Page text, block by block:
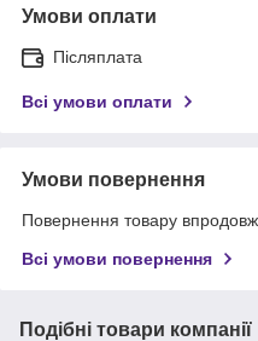
Умови оплати
Післяплата
Всі умови оплати
Умови повернення
Повернення товару
Всі умови повернення
Подібні товари компанії